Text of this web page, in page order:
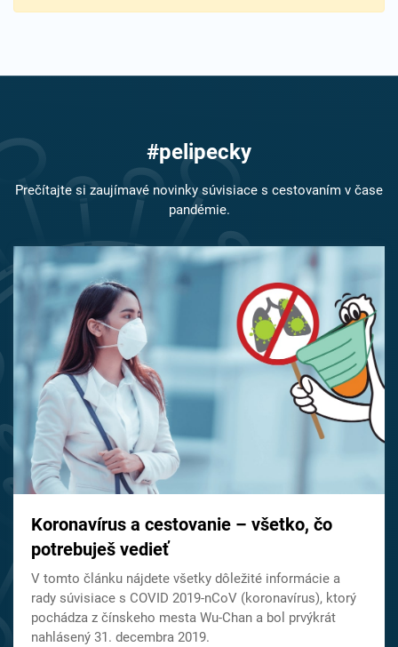
#pelipecky
Prečítajte si zaujímavé novinky súvisiace s cestovaním v čase
pandémie.
Koronavírus a cestovanie – všetko, čo
potrebuješ vedieť
V tomto článku nájdete všetky dôležité informácie a
rady súvisiace s COVID 2019-nCoV (koronavírus), ktorý
pochádza z čínskeho mesta Wu-Chan a bol prvýkrát
nahlásený 31. decembra 2019.